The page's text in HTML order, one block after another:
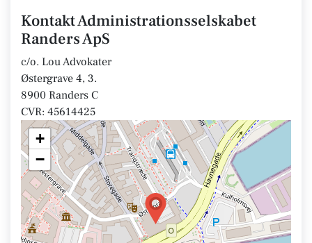
Kontakt Administrationsselskabet
Randers ApS
c/o. Lou Advokater
Østergrave 4, 3.
8900 Randers C
CVR: 45614425
+
−